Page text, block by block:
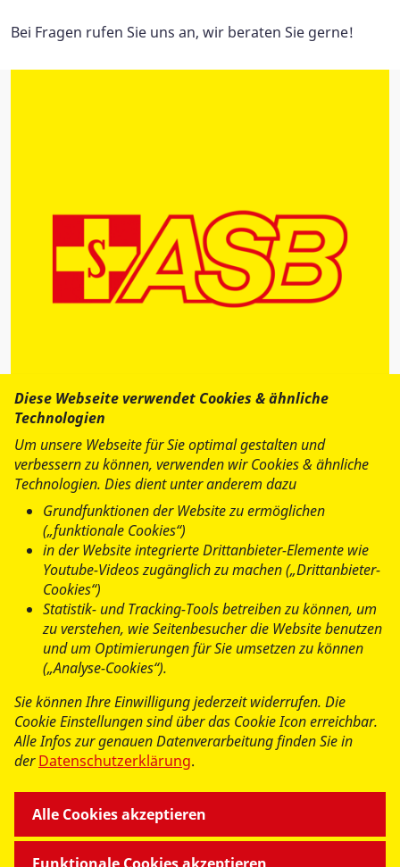
Bei Fragen rufen Sie uns an, wir beraten Sie gerne!
Sascha Rogoski
Geschäftsführer
Tel.:0421 43815310
Fax: 0421 43815319
Sascha.Rogoski@asb-bremen.de
Arbeiter-Samariter-Bund Soziale
Hilfen gGmbH
Elisabeth-Selbert-Str. 3
28307 Bremen
Diese Webseite verwendet Cookies & ähnliche
Technologien
Um unsere Webseite für Sie optimal gestalten und
verbessern zu können, verwenden wir Cookies & ähnliche
Technologien. Dies dient unter anderem dazu
Grundfunktionen der Website zu ermöglichen
(„funktionale Cookies“)
in der Website integrierte Drittanbieter-Elemente wie
Youtube-Videos zugänglich zu machen („Drittanbieter-
Cookies“)
Statistik- und Tracking-Tools betreiben zu können, um
zu verstehen, wie Seitenbesucher die Website benutzen
und um Optimierungen für Sie umsetzen zu können
(„Analyse-Cookies“).
Sie können Ihre Einwilligung jederzeit widerrufen. Die
Cookie Einstellungen sind über das Cookie Icon erreichbar.
Alle Infos zur genauen Datenverarbeitung finden Sie in
derDatenschutzerklärung.
Alle Cookies akzeptieren